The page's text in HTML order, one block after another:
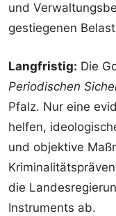
und
gestiegenen
Langfristig: Die
Periodischen
Pfalz. Nur eine
helfen,
und objektive
die
Instruments ab.